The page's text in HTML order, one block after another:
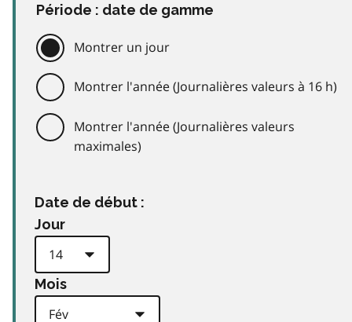
Période : date de gamme
Montrer un jour
Montrer l'année (Journalières valeurs à 16 h)
Montrer l'année (Journalières valeurs
maximales)
Date de début :
Jour
Mois